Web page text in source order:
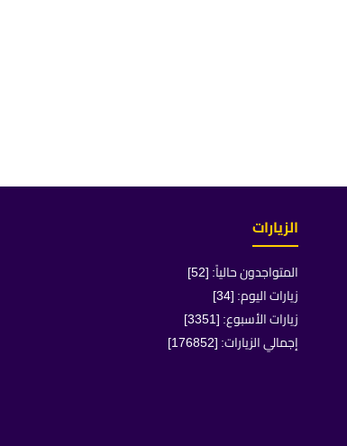
الزيارات
المتواجدون حالياً: [52]
زيارات اليوم: [34]
زيارات الأسبوع: [3351]
إجمالي الزيارات: [176852]